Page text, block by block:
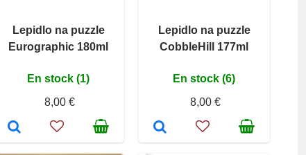
Lepidlo na puzzle
Eurographic 180ml
En stock (1)
8,00 €
Lepidlo na puzzle
CobbleHill 177ml
En stock (6)
8,00 €